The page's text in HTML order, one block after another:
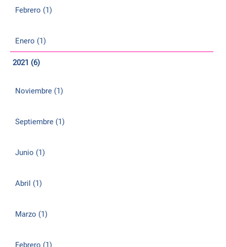
Febrero (1)
Enero (1)
2021 (6)
Noviembre (1)
Septiembre (1)
Junio (1)
Abril (1)
Marzo (1)
Febrero (1)